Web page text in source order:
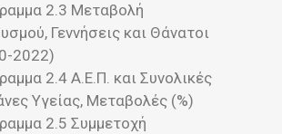
2.3 Μεταβολή
Γεννήσεις και Θάνατοι
2022)
2.4 Α.Ε.Π. και Συνολικές
Υγείας, Μεταβολές (%)
2.5 Συμμετοχή